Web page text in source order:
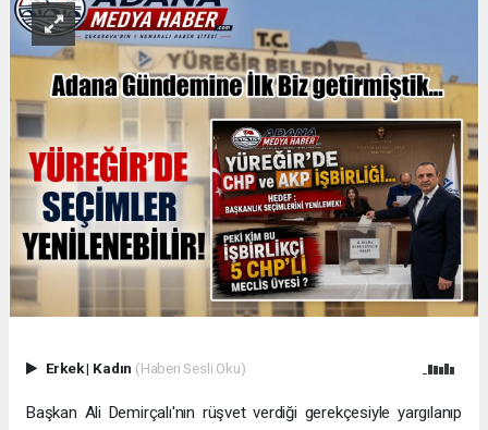
Erkek| Kadın (Haberi Sesli Oku)
Başkan Ali Demirçalı'nın rüşvet verdiği gerekçesiyle yargılanıp